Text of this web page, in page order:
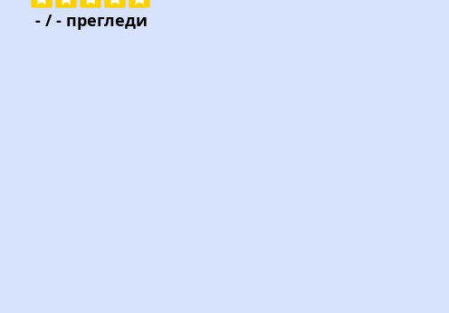
-/-прегледи